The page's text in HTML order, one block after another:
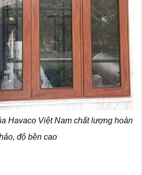
Havaco Việt Nam chất lượng hoàn
độ bền cao